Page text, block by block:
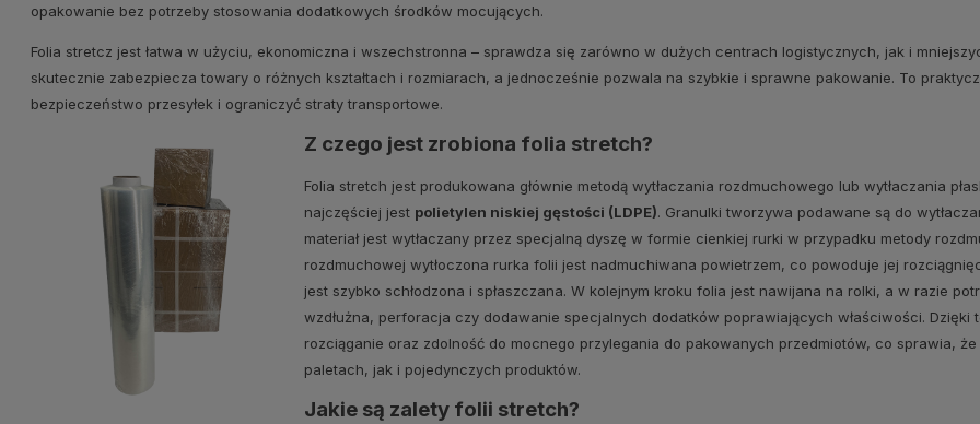
opakowanie bez potrzeby stosowania dodatkowych środków mocujących.
Folia stretcz jest łatwa w użyciu, ekonomiczna i wszechstronna – sprawdza się zarówno w dużych centrach logistycznych, jak i
skutecznie zabezpiecza towary o różnych kształtach i rozmiarach, a jednocześnie pozwala na szybkie i sprawne pakowanie. To
bezpieczeństwo przesyłek i ograniczyć straty transportowe.
Z czego jest zrobiona folia stretch?
Folia stretch jest produkowana głównie metodą wytłaczania rozdmuchowego lub wytłaczania
najczęściej jest polietylen niskiej gęstości (LDPE). Granulki tworzywa podawane są do
materiał jest wytłaczany przez specjalną dyszę w formie cienkiej rurki w przypadku metody
rozdmuchowej wytłoczona rurka folii jest nadmuchiwana powietrzem, co powoduje jej
jest szybko schłodzona i spłaszczana. W kolejnym kroku folia jest nawijana na rolki, a w razie
wzdłużna, perforacja czy dodawanie specjalnych dodatków poprawiających właściwości. Dzięki
rozciąganie oraz zdolność do mocnego przylegania do pakowanych przedmiotów, co sprawia,
paletach, jak i pojedynczych produktów.
Jakie są zalety folii stretch?